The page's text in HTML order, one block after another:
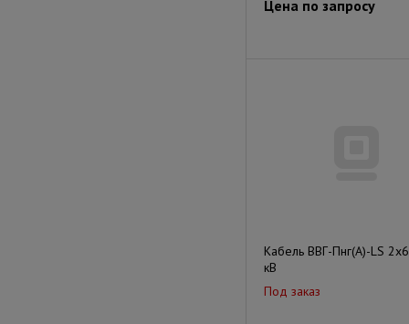
Цена по запросу
Кабель ВВГ-Пнг(А)-LS
кВ
Под заказ